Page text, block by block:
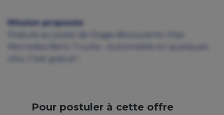
Mission proposée
Pour postuler à cette offre